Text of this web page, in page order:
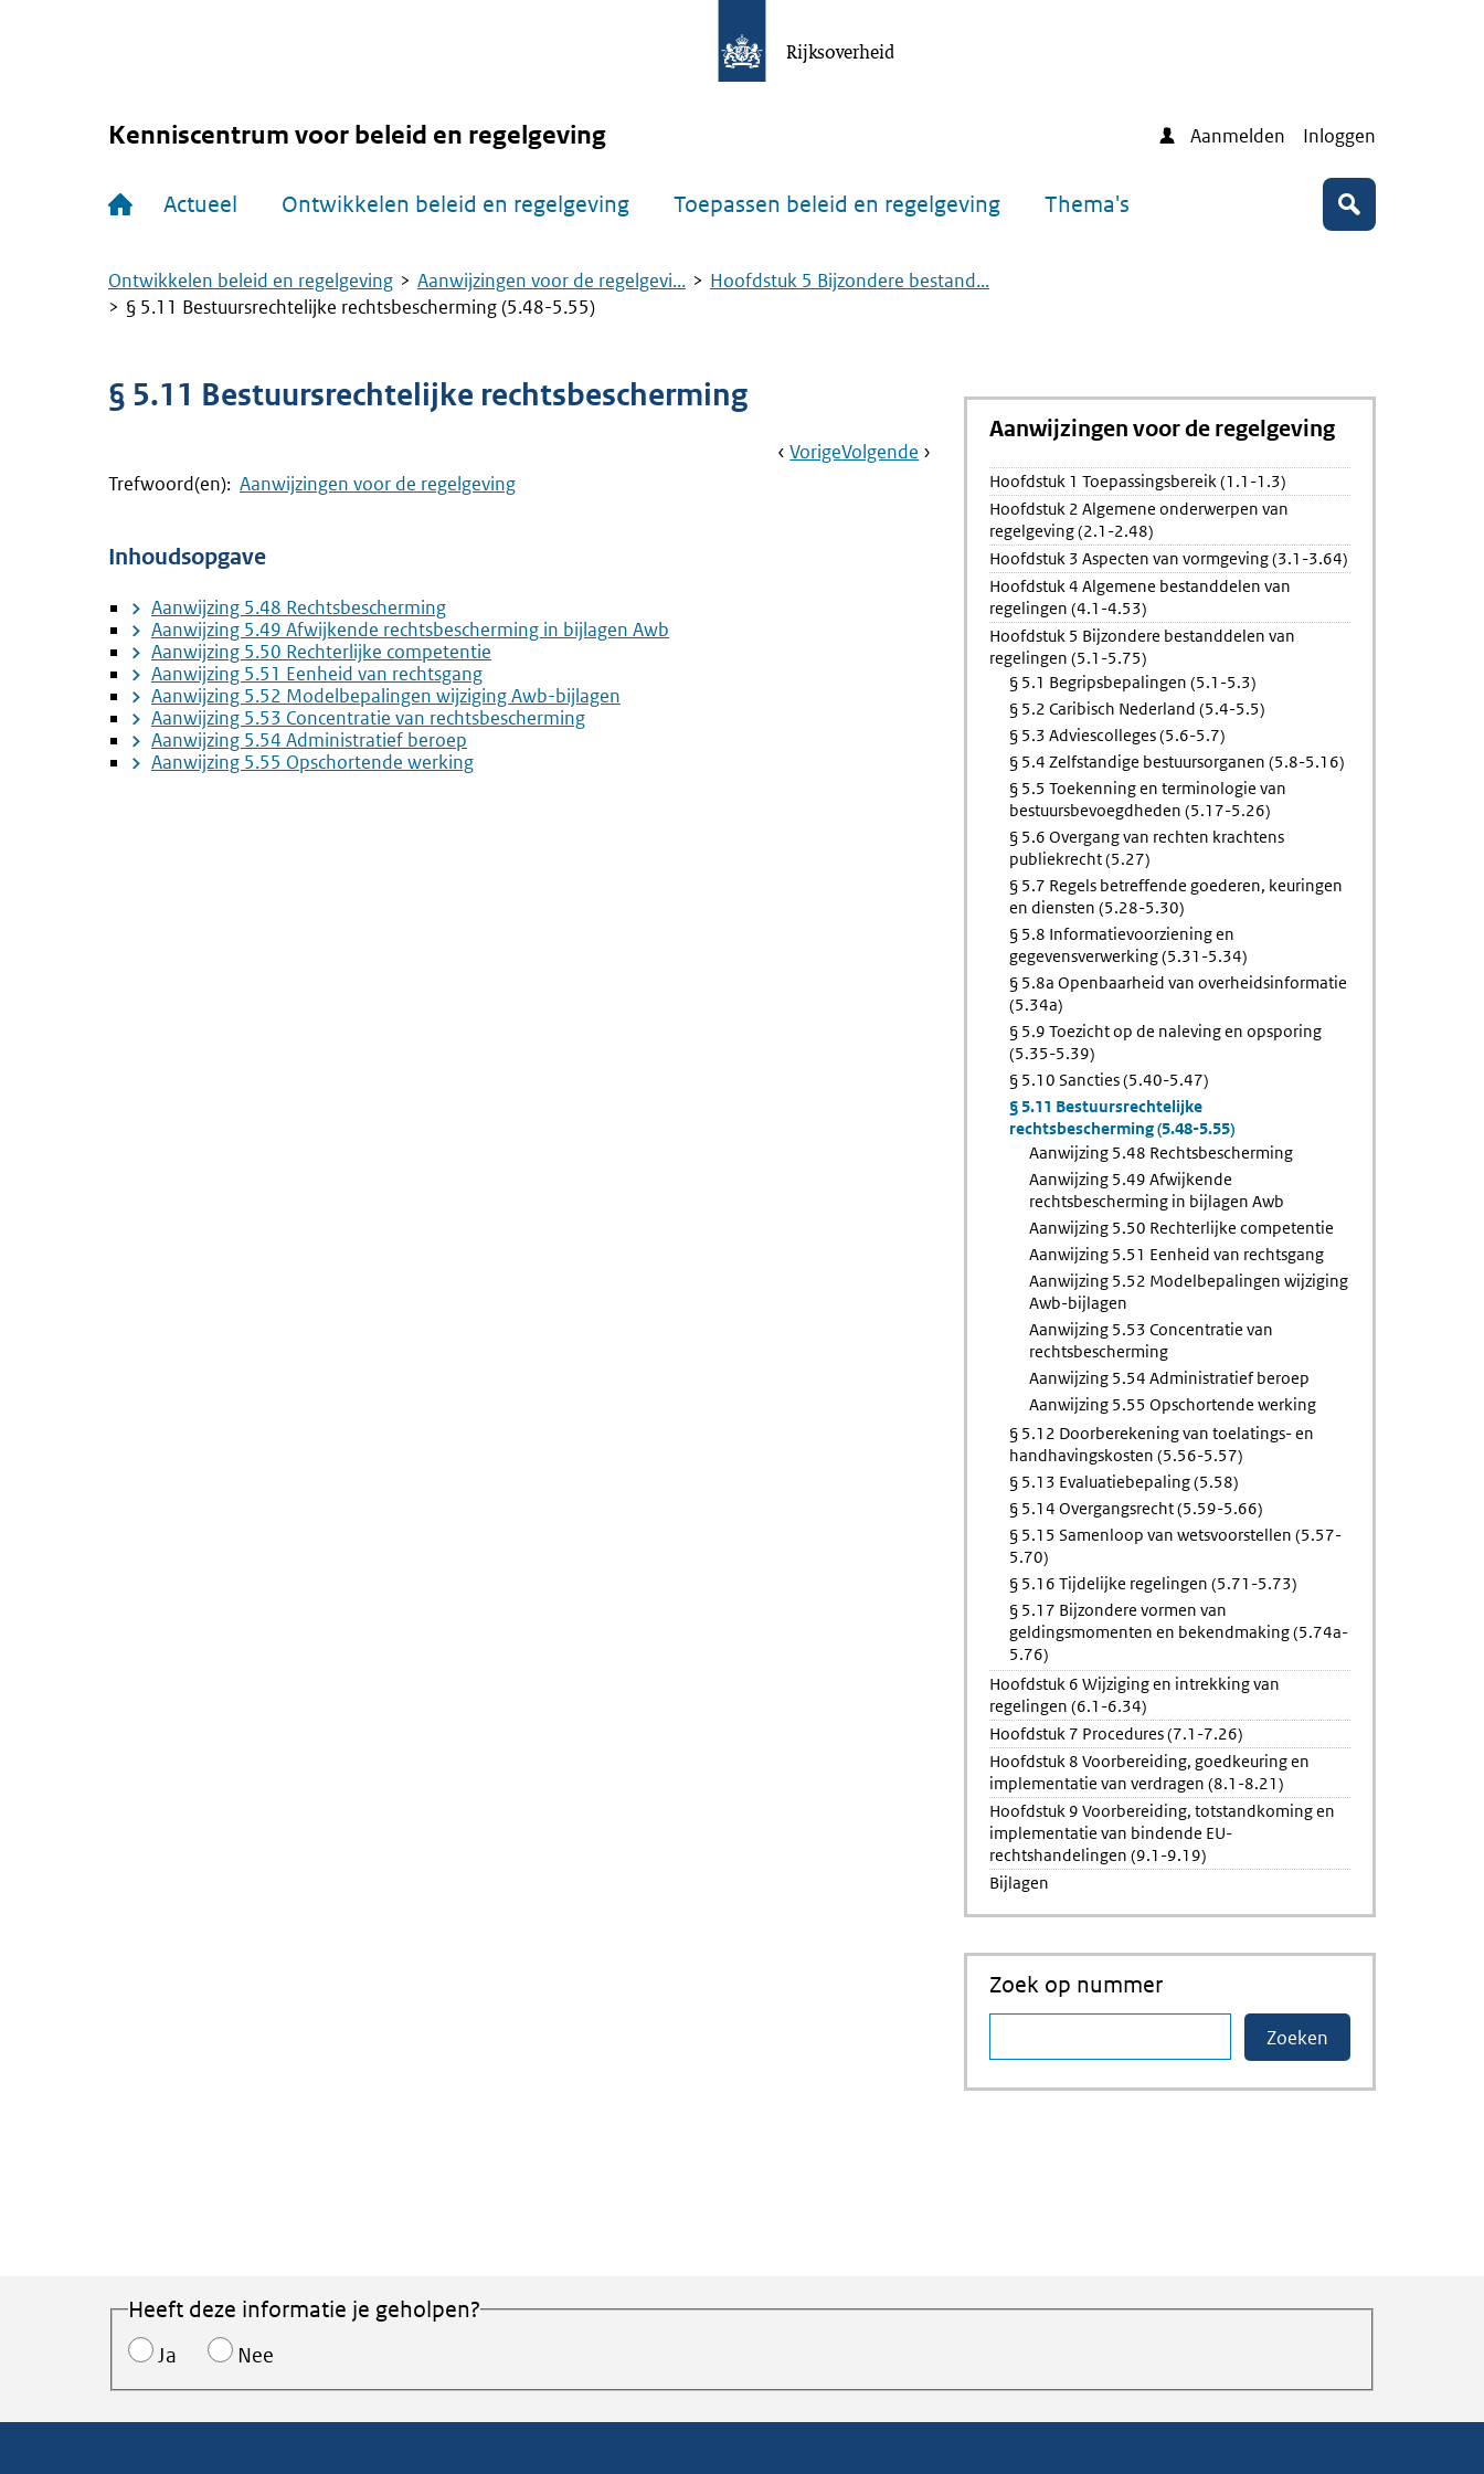
Rijksoverheid
Kenniscentrum voor beleid en regelgeving Aanmelden Inloggen
Actueel Ontwikkelen beleid en regelgeving Toepassen beleid en regelgeving Thema's Zoeken
Kruimelpad
Ontwikkelen beleid en regelgeving Aanwijzingen voor de regelgevi...
Hoofdstuk 5 Bijzondere bestand...
§ 5.11 Bestuursrechtelijke rechtsbescherming (5.48-5.55)
§ 5.11 Bestuursrechtelijke rechtsbescherming
Book
Ga
VorigePagina:
Ga
Volgende Pagina:
Aanwijzing
Rechtsbescherming
Trefwoord(en): Aanwijzingen voor de regelgeving
Inhoudsopgave
Aanwijzing 5.48 Rechtsbescherming
Aanwijzing 5.49 Afwijkende rechtsbescherming in bijlagen Awb
Aanwijzing 5.50 Rechterlijke competentie
Aanwijzing 5.51 Eenheid van rechtsgang
Aanwijzing 5.52 Modelbepalingen wijziging Awb-bijlagen
Aanwijzing 5.53 Concentratie van rechtsbescherming
Aanwijzing 5.54 Administratief beroep
Aanwijzing 5.55 Opschortende werking
Aanwijzingen voor de regelgeving
Hoofdstuk 1 Toepassingsbereik (1.1-1.3)
Hoofdstuk 2 Algemene onderwerpen van
regelgeving (2.1-2.48)
Hoofdstuk 3 Aspecten van vormgeving (3.1-3.64)
Hoofdstuk 4 Algemene bestanddelen van
regelingen (4.1-4.53)
Hoofdstuk 5 Bijzondere bestanddelen van
regelingen (5.1-5.75)
§ 5.1 Begripsbepalingen (5.1-5.3)
§ 5.2 Caribisch Nederland (5.4-5.5)
§ 5.3 Adviescolleges (5.6-5.7)
§ 5.4 Zelfstandige bestuursorganen (5.8-5.16)
§ 5.5 Toekenning en terminologie van
bestuursbevoegdheden (5.17-5.26)
§ 5.6 Overgang van rechten krachtens
publiekrecht (5.27)
§ 5.7 Regels betreffende goederen, keuringen
en diensten (5.28-5.30)
§ 5.8 Informatievoorziening en
gegevensverwerking (5.31-5.34)
§ 5.8a Openbaarheid van overheidsinformatie
(5.34a)
§ 5.9 Toezicht op de naleving en opsporing
(5.35-5.39)
§ 5.10 Sancties (5.40-5.47)
§ 5.11 Bestuursrechtelijke
rechtsbescherming (5.48-5.55)
Aanwijzing 5.48 Rechtsbescherming
Aanwijzing 5.49 Afwijkende
rechtsbescherming in bijlagen Awb
Aanwijzing 5.50 Rechterlijke competentie
Aanwijzing 5.51 Eenheid van rechtsgang
Aanwijzing 5.52 Modelbepalingen wijziging
Awb-bijlagen
Aanwijzing 5.53 Concentratie van
rechtsbescherming
Aanwijzing 5.54 Administratief beroep
Aanwijzing 5.55 Opschortende werking
§ 5.12 Doorberekening van toelatings- en
handhavingskosten (5.56-5.57)
§ 5.13 Evaluatiebepaling (5.58)
§ 5.14 Overgangsrecht (5.59-5.66)
§ 5.15 Samenloop van wetsvoorstellen (5.57-
5.70)
§ 5.16 Tijdelijke regelingen (5.71-5.73)
§ 5.17 Bijzondere vormen van
geldingsmomenten en bekendmaking (5.74a-
5.76)
Hoofdstuk 6 Wijziging en intrekking van
regelingen (6.1-6.34)
Hoofdstuk 7 Procedures (7.1-7.26)
Hoofdstuk 8 Voorbereiding, goedkeuring en
implementatie van verdragen (8.1-8.21)
Hoofdstuk 9 Voorbereiding, totstandkoming en
implementatie van bindende EU-
rechtshandelingen (9.1-9.19)
Bijlagen
Zoek op nummer
Heeft deze informatie je geholpen?
Ja Nee